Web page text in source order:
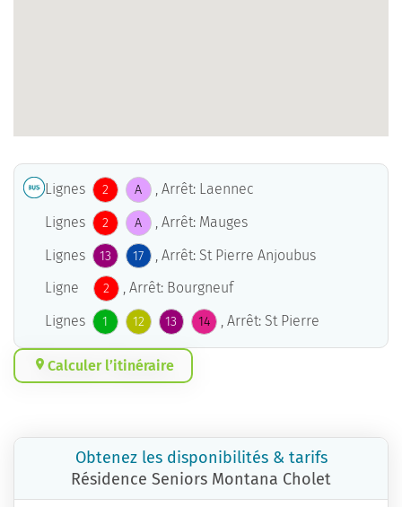
Lignes 2 A
, Arrêt: Laennec
Lignes
2 A
, Arrêt: Mauges
Lignes
13 17
, Arrêt: St Pierre Anjoubus
Ligne
2
, Arrêt: Bourgneuf
Lignes
1 12 13 14 , Arrêt: St Pierre
Calculer l’itinéraire
Obtenez les disponibilités & tarifs
Résidence Seniors Montana Cholet